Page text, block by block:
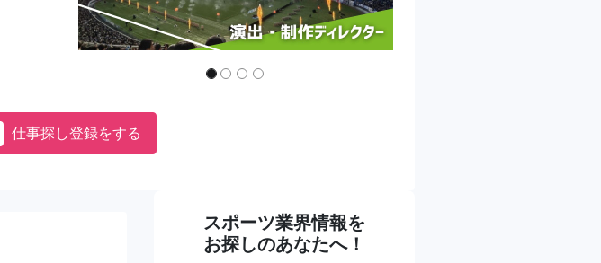
仕事探し登録をする
スポーツ業界情報を
お探しのあなたへ！